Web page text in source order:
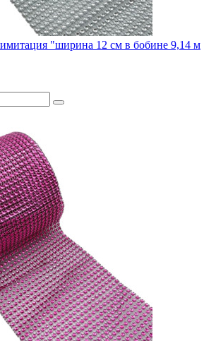
"ширина 12 см в бобине 9,14 м